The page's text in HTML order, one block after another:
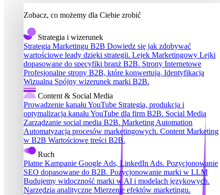
Zobacz, co możemy dla Ciebie zrobić
Strategia i wizerunek
Strategia Marketingu B2B Dowiedz się jak zdobywać
wartościowe leady dzięki strategii. Lejek Marketingowy Lejki
dopasowane do specyfiki branż B2B. Strony Internetowe
Profesjonalne strony B2B, które konwertują. Identyfikacja
Wizualna Spójny wizerunek marki B2B.
Content & Social Media
Prowadzenie kanału YouTube Strategia, produkcja i
optymalizacja kanału YouTube dla firm B2B. Social Media
Zarządzanie social media B2B.Marketing Automation
Automatyzacja procesów marketingowych. Content Marketing
w B2B Wartościowe treści B2B.
Ruch
Płatne Kampanie Google Ads, LinkedIn Ads. Pozycjonowanie
SEO dopasowane do B2B. Pozycjonowanie marki w LLM
Budujemy widoczność marki w AI i modelach językowych.
Narzędzia analityczne Mierzenie efektów marketingu.